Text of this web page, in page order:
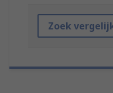
Zoek